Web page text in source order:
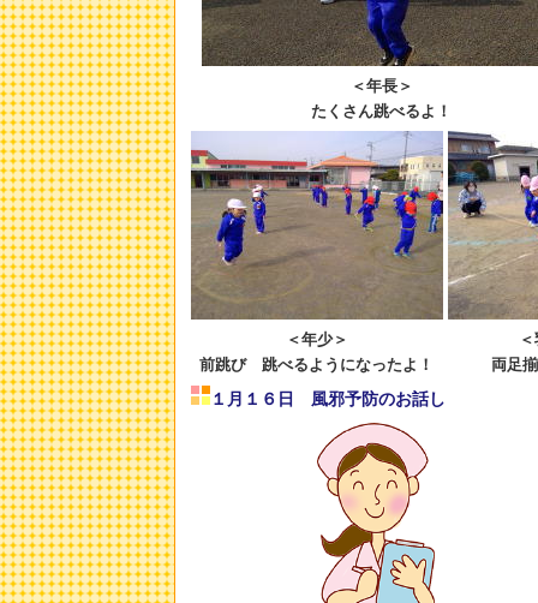
＜年長＞
たくさん跳べるよ！
＜年少＞
前跳び 跳べるようになったよ！
両足
１月１６日 風邪予防のお話し